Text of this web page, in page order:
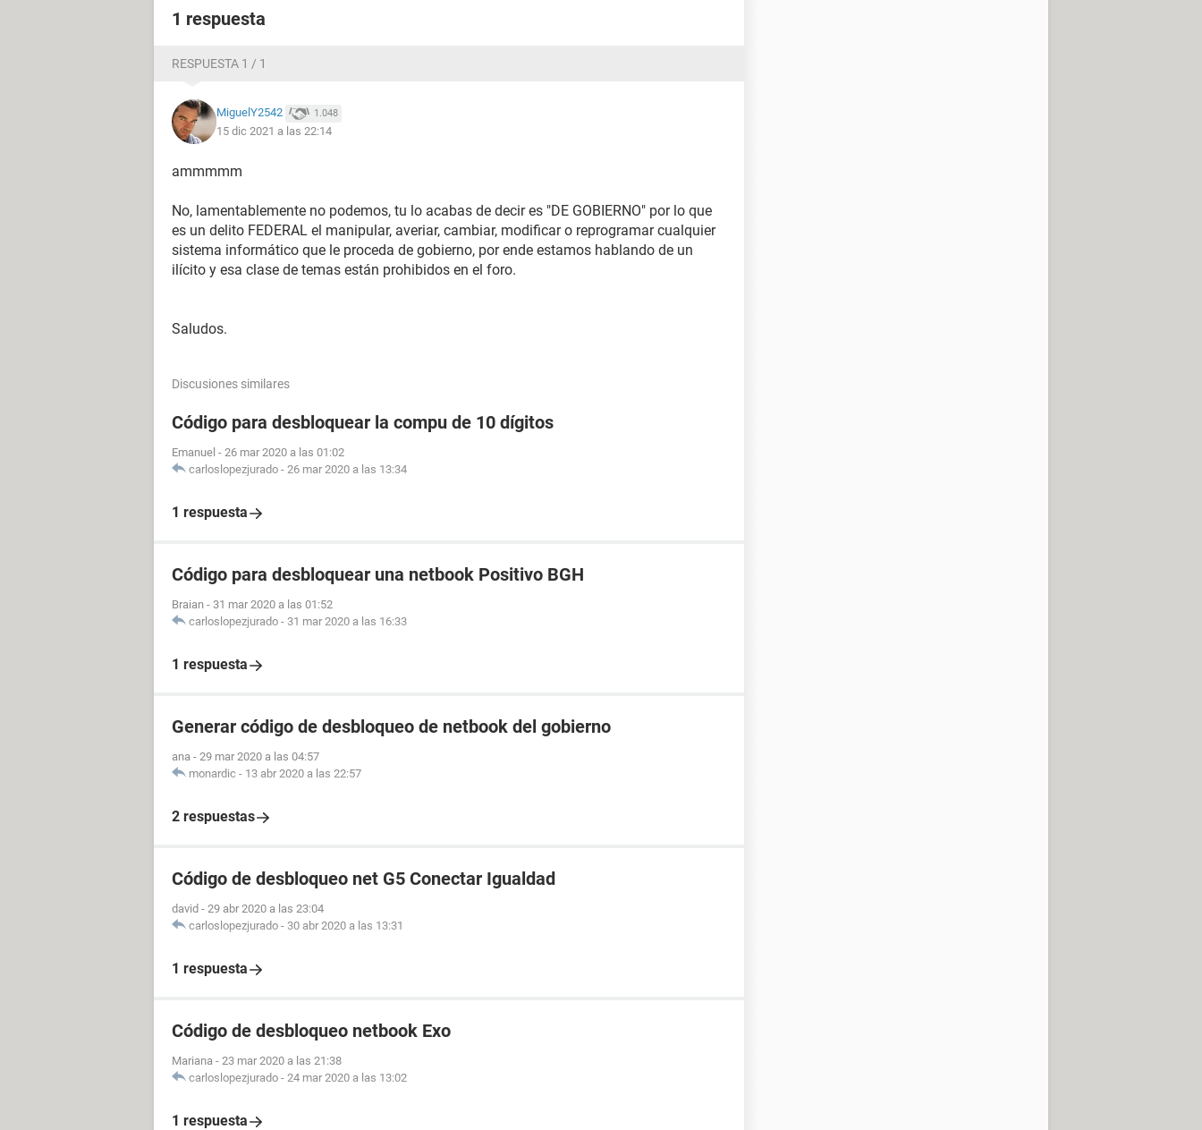
1 respuesta
RESPUESTA 1 / 1
MiguelY2542 1.048
15 dic 2021 a las 22:14
ammmmm
No, lamentablemente no podemos, tu lo acabas de decir es "DE GOBIERNO" por lo que
es un delito FEDERAL el manipular, averiar, cambiar, modificar o reprogramar cualquier
sistema informático que le proceda de gobierno, por ende estamos hablando de un
ilícito y esa clase de temas están prohibidos en el foro.
Saludos.
Discusiones similares
Código para desbloquear la compu de 10 dígitos
Emanuel - 26 mar 2020 a las 01:02
carloslopezjurado - 26 mar 2020 a las 13:34
1 respuesta
Código para desbloquear una netbook Positivo BGH
Braian - 31 mar 2020 a las 01:52
carloslopezjurado - 31 mar 2020 a las 16:33
1 respuesta
Generar código de desbloqueo de netbook del gobierno
ana - 29 mar 2020 a las 04:57
monardic - 13 abr 2020 a las 22:57
2 respuestas
Código de desbloqueo net G5 Conectar Igualdad
david - 29 abr 2020 a las 23:04
carloslopezjurado - 30 abr 2020 a las 13:31
1 respuesta
Código de desbloqueo netbook Exo
Mariana - 23 mar 2020 a las 21:38
carloslopezjurado - 24 mar 2020 a las 13:02
1 respuesta